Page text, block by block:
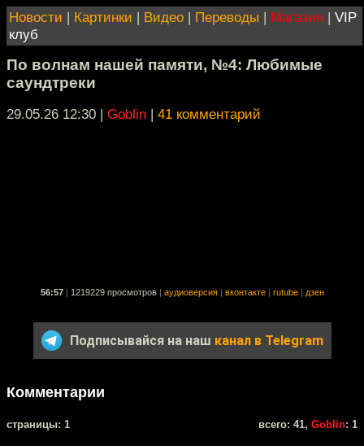
Новости | Картинки | Видео | Переводы | Магазин | VIP
клуб
По волнам нашей памяти, №4: Любимые
саундтреки
29.05.26 12:30 | Goblin | 41 комментарий
56:57 1219229 просмотров аудиоверсия вконтакте rutube дзен
Подписывайся на наш канал в Telegram
Комментарии
cтраницы: 1 всего: 41, Goblin: 1